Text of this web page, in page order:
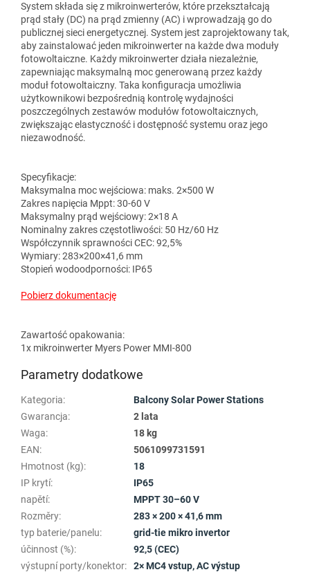
System składa się z mikroinwerterów, które przekształcają
prąd stały (DC) na prąd zmienny (AC) i wprowadzają go do
publicznej sieci energetycznej. System jest zaprojektowany tak,
aby zainstalować jeden mikroinwerter na każde dwa moduły
fotowoltaiczne. Każdy mikroinwerter działa niezależnie,
zapewniając maksymalną moc generowaną przez każdy
moduł fotowoltaiczny. Taka konfiguracja umożliwia
użytkownikowi bezpośrednią kontrolę wydajności
poszczególnych zestawów modułów fotowoltaicznych,
zwiększając elastyczność i dostępność systemu oraz jego
niezawodność.
Specyfikacje:
Maksymalna moc wejściowa: maks. 2×500 W
Zakres napięcia Mppt: 30-60 V
Maksymalny prąd wejściowy: 2×18 A
Nominalny zakres częstotliwości: 50 Hz/60 Hz
Współczynnik sprawności CEC: 92,5%
Wymiary: 283×200×41,6 mm
Stopień wodoodporności: IP65
Pobierz dokumentację
Zawartość opakowania:
1x mikroinwerter Myers Power MMI-800
Parametry dodatkowe
Kategoria:
Balcony Solar Power Stations
Gwarancja:
2 lata
Waga:
18 kg
EAN:
5061099731591
Hmotnost (kg):
18
IP krytí:
IP65
napětí:
MPPT 30–60 V
Rozměry:
283 × 200 × 41,6 mm
typ baterie/panelu:
grid-tie mikro invertor
účinnost (%):
92,5 (CEC)
výstupní porty/konektor: 2× MC4 vstup, AC výstup